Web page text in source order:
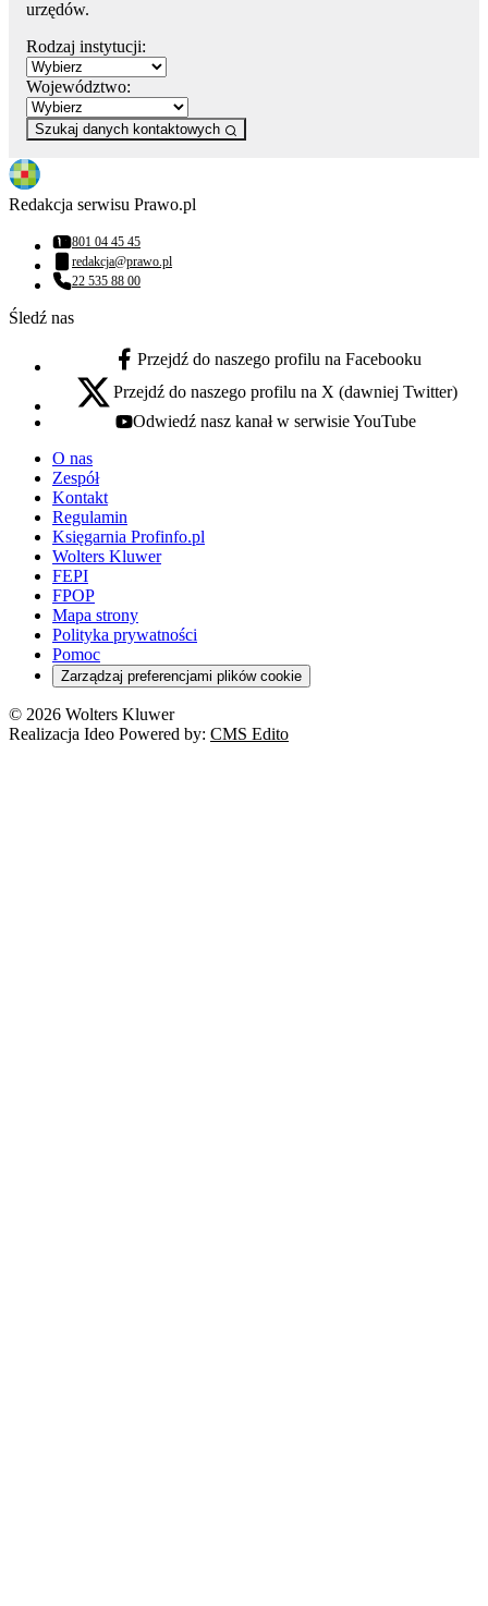
urzędów.
Rodzaj instytucji:
Województwo:
Szukaj danych kontaktowych
Redakcja serwisu Prawo.pl
Numer telefonu:
801 04 45 45
Adres email:
redakcja@prawo.pl
Numer telefonu:
22 535 88 00
Śledź nas
facebook - otwiera się w nowej karcie
Przejdź do naszego profilu na Facebooku
x - otwiera się w nowej karcie
Przejdź do naszego profilu na X (dawniej Twitter)
youtube - otwiera się w nowej karcie
Odwiedź nasz kanał w serwisie YouTube
O nas
Zespół
Kontakt
Regulamin
Księgarnia Profinfo.pl
Wolters Kluwer
FEPI
FPOP
Mapa strony
Polityka prywatności
Pomoc
Zarządzaj preferencjami plików cookie
© 2026 Wolters Kluwer
Realizacja Ideo Powered by: CMS Edito